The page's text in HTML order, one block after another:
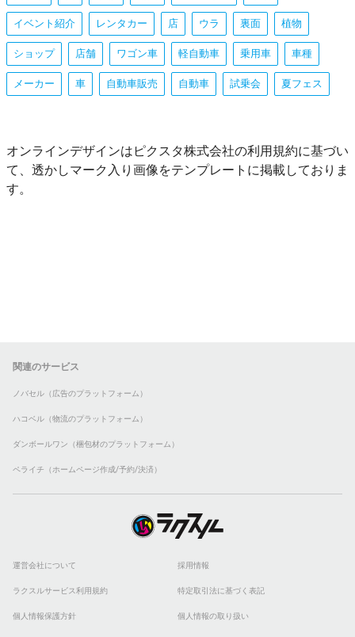
イベント紹介 レンタカー 店 ウラ 裏面 植物
ショップ 店舗 ワゴン車 軽自動車 乗用車 車種
メーカー 車 自動車販売 自動車 試乗会 夏フェス
オンラインデザインはピクスタ株式会社の利用規約に基づい
て、透かしマーク入り画像をテンプレートに掲載しておりま
す。
関連のサービス
ノバセル（広告のプラットフォーム）
ハコベル（物流のプラットフォーム）
ダンボールワン（梱包材のプラットフォーム）
ペライチ（ホームページ作成/予約/決済）
運営会社について 採用情報
ラクスルサービス利用規約 特定取引法に基づく表記
個人情報保護方針 個人情報の取り扱い